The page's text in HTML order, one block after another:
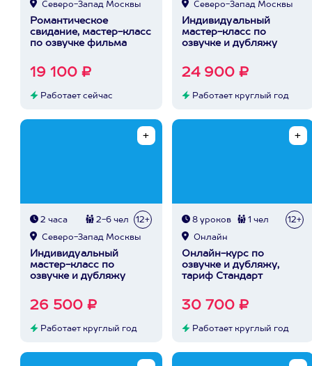
Северо-Запад Москвы
Романтическое
свидание, мастер-класс
по озвучке фильма
19 100 ₽
Работает сейчас
Северо-Запад Москвы
Индивидуальный
мастер-класс по
озвучке и дубляжу
24 900 ₽
Работает круглый год
2 часа 2-6 чел 12+
Северо-Запад Москвы
Индивидуальный
мастер-класс по
озвучке и дубляжу
26 500 ₽
Работает круглый год
8 уроков 1 чел 12+
Онлайн
Онлайн-курс по
озвучке и дубляжу,
тариф Стандарт
30 700 ₽
Работает круглый год